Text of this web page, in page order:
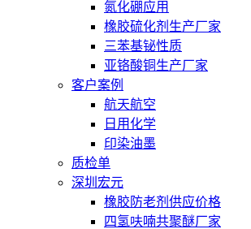
氮化硼应用
橡胶硫化剂生产厂家
三苯基铋性质
亚铬酸铜生产厂家
客户案例
航天航空
日用化学
印染油墨
质检单
深圳宏元
橡胶防老剂供应价格
四氢呋喃共聚醚厂家